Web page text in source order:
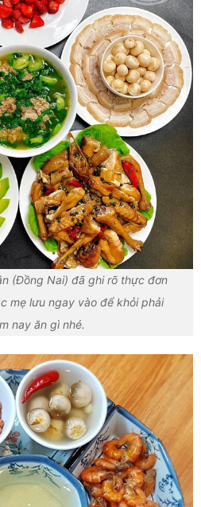
(Đồng Nai) đã ghi rõ thực đơn
mẹ lưu ngay vào để khỏi phải
nay ăn gì nhé.